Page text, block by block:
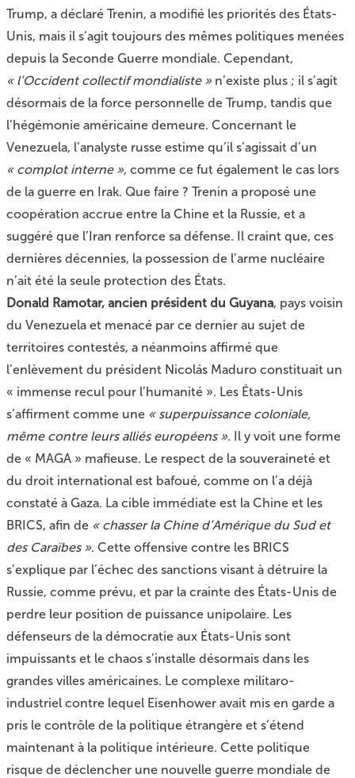
Trump, a déclaré Trenin, a modifié les priorités des États-
Unis, mais il s’agit toujours des mêmes politiques menées
depuis la Seconde Guerre mondiale. Cependant,
« l’Occident collectif mondialiste »n’existe plus ; il s’agit
désormais de la force personnelle de Trump, tandis que
l’hégémonie américaine demeure. Concernant le
Venezuela, l’analyste russe estime qu’il s’agissait d’un
« complot interne », comme ce fut également le cas lors
de la guerre en Irak. Que faire ? Trenin a proposé une
coopération accrue entre la Chine et la Russie, et a
suggéré que l’Iran renforce sa défense. Il craint que, ces
dernières décennies, la possession de l’arme nucléaire
n’ait été la seule protection des États.
Donald Ramotar, ancien président du Guyana, pays voisin
du Venezuela et menacé par ce dernier au sujet de
territoires contestés, a néanmoins affirmé que
l’enlèvement du président Nicolás Maduro constituait un
« immense recul pour l’humanité ». Les États-Unis
s’affirment comme une « superpuissance coloniale,
même contre leurs alliés européens ». Il y voit une forme
de « MAGA » mafieuse. Le respect de la souveraineté et
du droit international est bafoué, comme on l’a déjà
constaté à Gaza. La cible immédiate est la Chine et les
BRICS, afin de « chasser la Chine d’Amérique du Sud et
des Caraïbes ». Cette offensive contre les BRICS
s’explique par l’échec des sanctions visant à détruire la
Russie, comme prévu, et par la crainte des États-Unis de
perdre leur position de puissance unipolaire. Les
défenseurs de la démocratie aux États-Unis sont
impuissants et le chaos s’installe désormais dans les
grandes villes américaines. Le complexe militaro-
industriel contre lequel Eisenhower avait mis en garde a
pris le contrôle de la politique étrangère et s’étend
maintenant à la politique intérieure. Cette politique
risque de déclencher une nouvelle guerre mondiale de